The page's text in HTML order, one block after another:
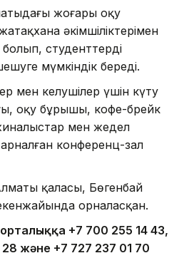
жоғары оқу
әкімшіліктерімен
студенттердің
мүмкіндік береді.
мен келушілер үшін күту
оқу бұрышы, кофе-брейк
мен жедел
конференц-зал
қаласы, Бөгенбай
орналасқан.
+7 700 255 14 43,
және +7 727 237 01 70